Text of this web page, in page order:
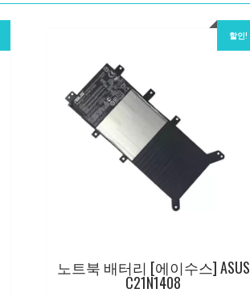
할인!
노트북 배터리 [에이수스] ASUS
C21N1408